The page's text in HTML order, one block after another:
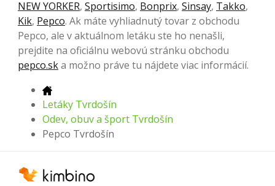
NEW YORKER, Sportisimo, Bonprix, Sinsay, Takko,
Kik, Pepco. Ak máte vyhliadnutý tovar z obchodu
Pepco, ale v aktuálnom letáku ste ho nenašli,
prejdite na oficiálnu webovú stránku obchodu
pepco.ska možno práve tu nájdete viac informácií.
Letáky Tvrdošín
Odev, obuv a šport Tvrdošín
Pepco Tvrdošín